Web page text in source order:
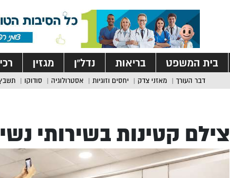
בית המשפט בריאות נדל”ן מגזין
דבר העורך מאזני צדק יחסים וזוגיות אסטרולוגיה סודוקו
צילם קטינות בשירותי